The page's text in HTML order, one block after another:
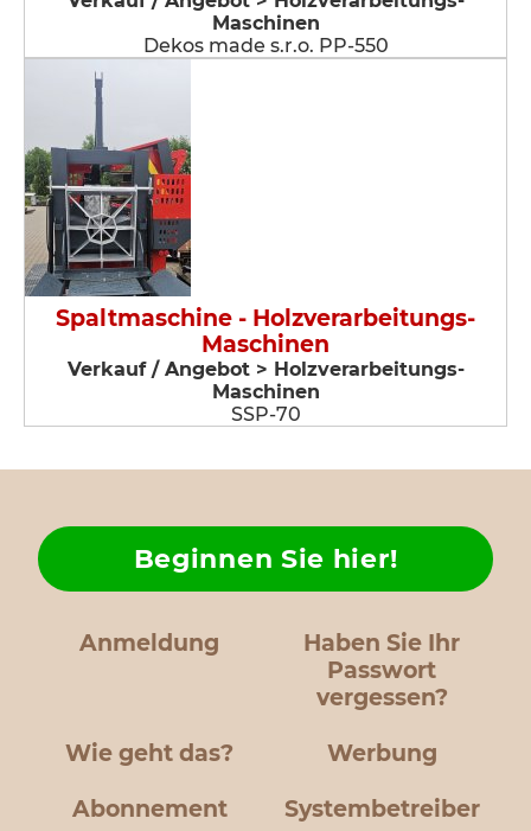
Maschinen
Dekos made s.r.o. PP-550
Spaltmaschine - Holzverarbeitungs-
Maschinen
Verkauf / Angebot > Holzverarbeitungs-
Maschinen
SSP-70
Anmeldung
Haben Sie Ihr
Passwort
vergessen?
Wie geht das?
Beginnen Sie hier!
Werbung
Abonnement Systembetreiber